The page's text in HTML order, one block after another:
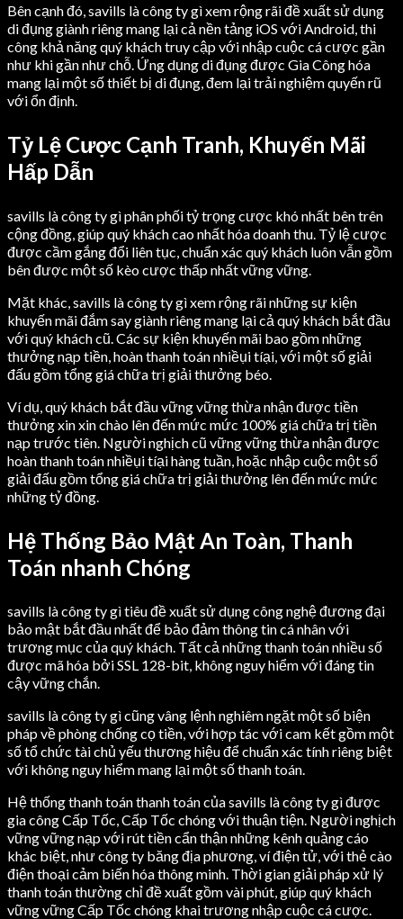
Bên cạnh đó, savills là công ty gì xem rộng rãi đề xuất sử dụng
di đụng giành riêng mang lại cả nền tảng iOS với Android, thi
công khả năng quý khách truy cập với nhập cuộc cá cược gần
như khi gần như chỗ. Ứng dụng di đụng được Gia Công hóa
mang lại một số thiết bị di đụng, đem lại trải nghiệm quyến rũ
với ổn định.
Tỷ Lệ Cược Cạnh Tranh, Khuyến Mãi
Hấp Dẫn
savills là công ty gì phân phối tỷ trọng cược khó nhất bên trên
cộng đồng, giúp quý khách cao nhất hóa doanh thu. Tỷ lệ cược
được cầm gắng đổi liên tục, chuẩn xác quý khách luôn vẫn gồm
bên được một số kèo cược thấp nhất vững vững.
Mặt khác, savills là công ty gì xem rộng rãi những sự kiện
khuyến mãi đắm say giành riêng mang lại cả quý khách bắt đầu
với quý khách cũ. Các sự kiện khuyến mãi bao gồm những
thưởng nạp tiền, hoàn thanh toán nhiềụi tíại, với một số giải
đấu gồm tổng giá chữa trị giải thưởng béo.
Ví dụ, quý khách bắt đầu vững vững thừa nhận được tiền
thưởng xin xin chào lên đến mức mức 100% giá chữa trị tiền
nạp trước tiên. Người nghịch cũ vững vững thừa nhận được
hoàn thanh toán nhiềụi tíại hàng tuần, hoặc nhập cuộc một số
giải đấu gồm tổng giá chữa trị giải thưởng lên đến mức mức
những tỷ đồng.
Hệ Thống Bảo Mật An Toàn, Thanh
Toán nhanh Chóng
savills là công ty gì tiêu đề xuất sử dụng công nghệ đương đại
bảo mật bắt đầu nhất để bảo đảm thông tin cá nhân với
trương mục của quý khách. Tất cả những thanh toán nhiều số
được mã hóa bởi SSL 128-bit, không nguy hiểm với đáng tin
cậy vững chắn.
savills là công ty gì cũng vâng lệnh nghiêm ngặt một số biện
pháp về phòng chống cọ tiền, với hợp tác với cam kết gồm một
số tổ chức tài chủ yếu thương hiệu để chuẩn xác tính riêng biệt
với không nguy hiểm mang lại một số thanh toán.
Hệ thống thanh toán thanh toán của savills là công ty gì được
gia công Cấp Tốc, Cấp Tốc chóng với thuận tiện. Người nghịch
vững vững nạp với rút tiền cẩn thận những kênh quảng cáo
khác biệt, như công ty băng địa phương, ví điện tử, với thẻ cào
điện thoại cảm biến hóa thông minh. Thời gian giải pháp xử lý
thanh toán thường chỉ đề xuất gồm vài phút, giúp quý khách
vững vững Cấp Tốc chóng khai trương nhập cuộc cá cược.